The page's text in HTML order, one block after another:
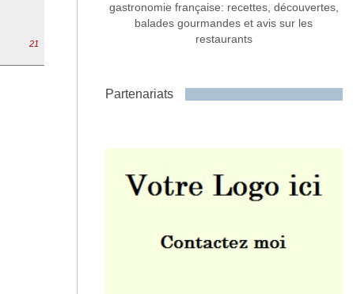
Commentaire ou message *
21
gastronomie française: recettes, découvertes,
balades gourmandes et avis sur les
restaurants
Partenariats